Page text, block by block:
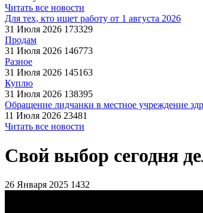
Читать все новости
Для тех, кто ищет работу от 1 августа 2026
31 Июля 2026 173329
Продам
31 Июля 2026 146773
Разное
31 Июля 2026 145163
Куплю
31 Июля 2026 138395
Обращение лидчанки в местное учреждение
11 Июля 2026 23481
Читать все новости
Свой выбор сегодня
26 Января 2025 1432